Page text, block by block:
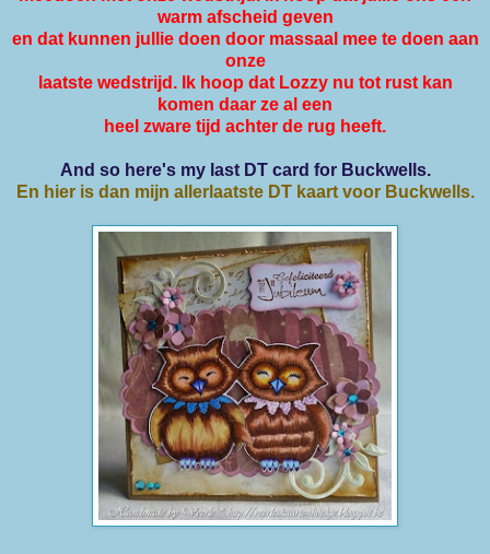
warm afscheid geven
en dat kunnen jullie doen door massaal mee te doen aan
onze
laatste wedstrijd. Ik hoop dat Lozzy nu tot rust kan
komen daar ze al een
heel zware tijd achter de rug heeft.
And so here's my last DT card for Buckwells.
En hier is dan mijn allerlaatste DT kaart voor Buckwells.